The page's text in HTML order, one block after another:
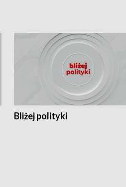
Bliżej polityki